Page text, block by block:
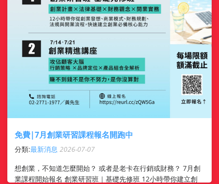
免費|7月創業研習課程報名開跑中
分類:最新消息 2026-07-07
想創業，不知道怎麼開始？ 或者是老卡在行銷或財務？ 7月創
業課程開始報名 創業研習班｜基礎先修班 12小時帶你建立創